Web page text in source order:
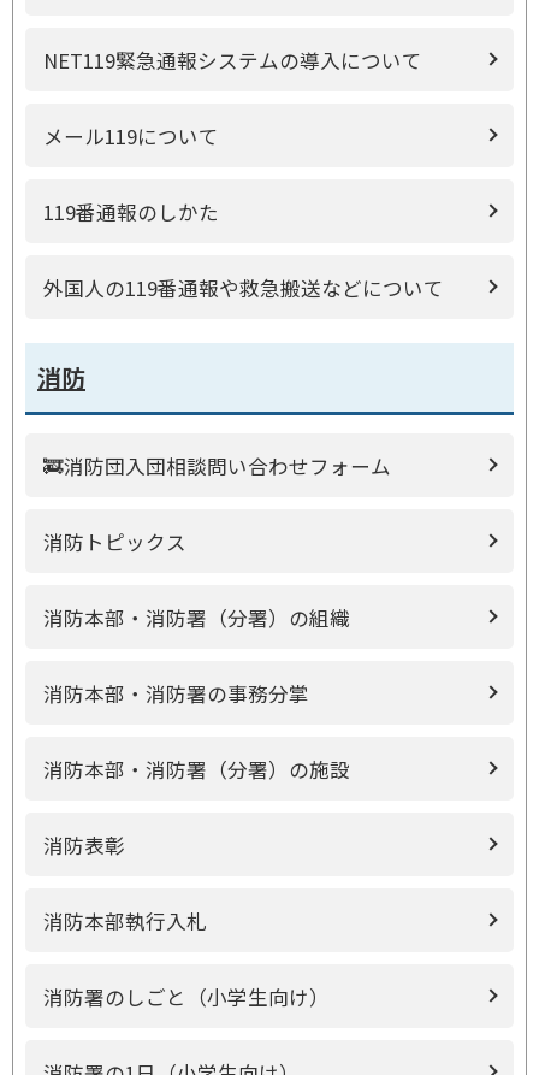
NET119緊急通報システムの導入について
メール119について
119番通報のしかた
外国人の119番通報や救急搬送などについて
消防
🚒消防団入団相談問い合わせフォーム
消防トピックス
消防本部・消防署（分署）の組織
消防本部・消防署の事務分掌
消防本部・消防署（分署）の施設
消防表彰
消防本部執行入札
消防署のしごと（小学生向け）